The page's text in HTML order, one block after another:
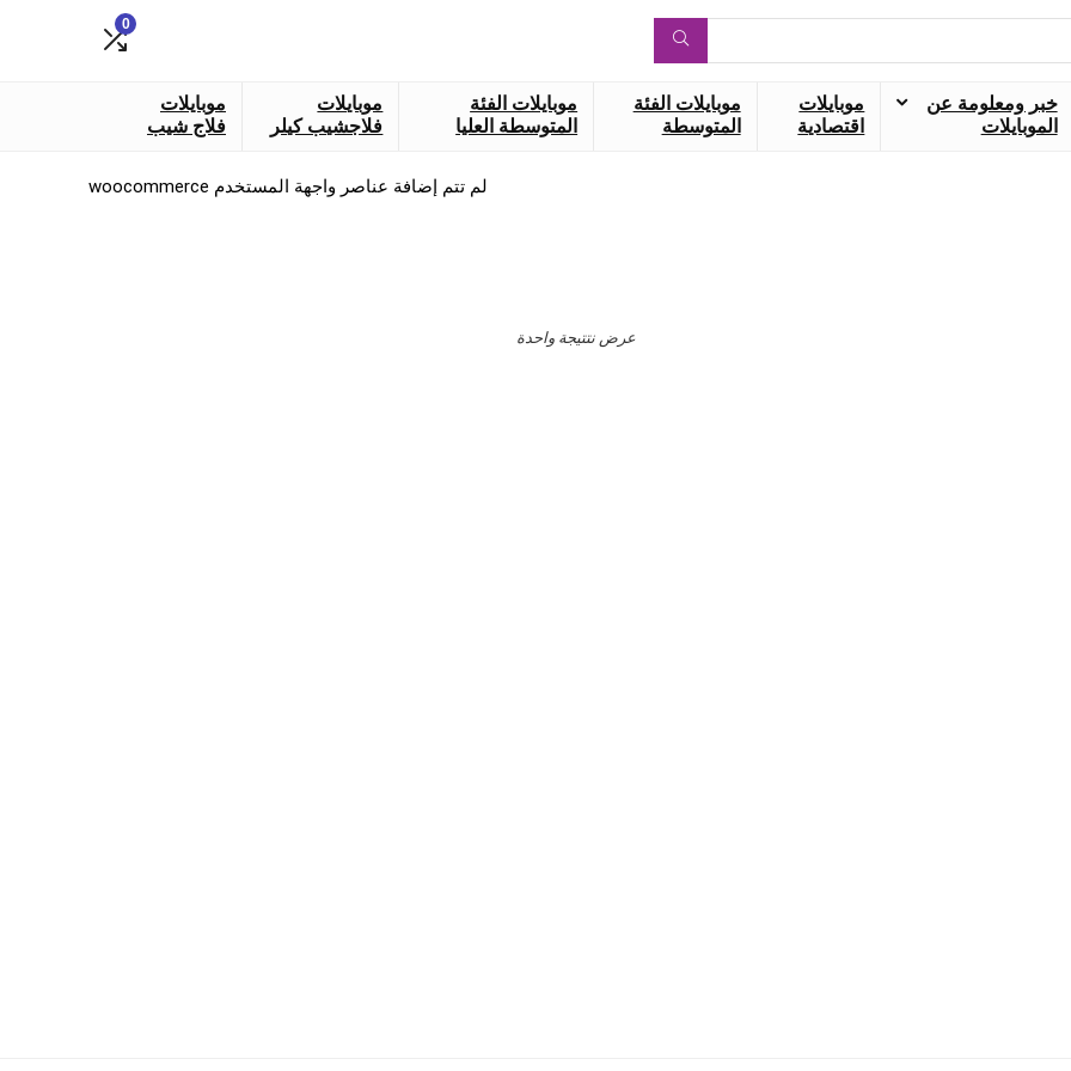
0
خبر ومعلومة عن
الموبايلات
موبايلات
اقتصادية
موبايلات الفئة
المتوسطة
موبايلات الفئة
المتوسطة العليا
موبايلات
فلاجشيب كيلر
موبايلات
فلاج شيب
عرض نتتيجة واحدة
لم تتم إضافة عناصر واجهة المستخدم woocommerce